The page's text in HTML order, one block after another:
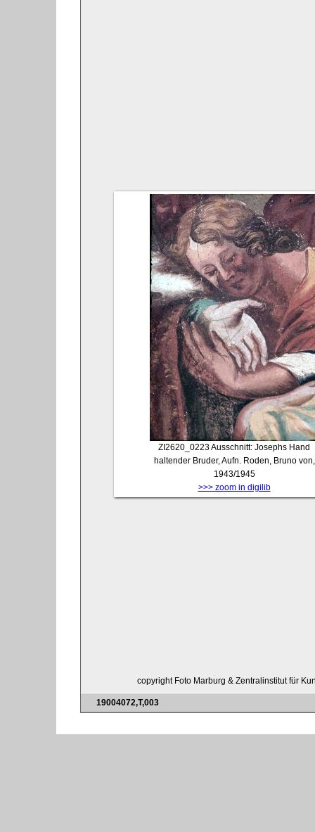
ZI2620_0223Ausschnitt: Josephs Hand
haltender Bruder, Aufn. Roden, Bruno von,
1943/1945
>>> zoom in digilib
copyright Foto Marburg & Zentralinstitut für
19004072,T,003